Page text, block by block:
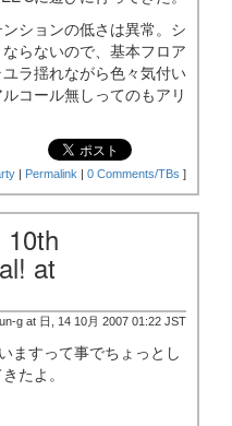
ションの低さは異常。シ
らないので、基本フロア
ラ揺れながら色々気付い
コール無しってのもアリ
Permalink 0 Comments/TBs ]
10th
at
g at 日, 14 10月 2007 01:22 JST
ますって事でちょっとし
たよ。